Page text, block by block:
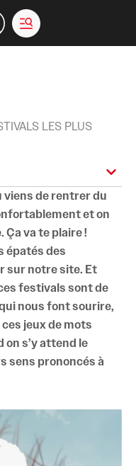
LES PLUS
viens de rentrer du
et on
Ça va te plaire !
épatés des
sur notre site. Et
festivals sont de
nous font sourire,
jeux de mots
s’y attend le
sens prononcés à